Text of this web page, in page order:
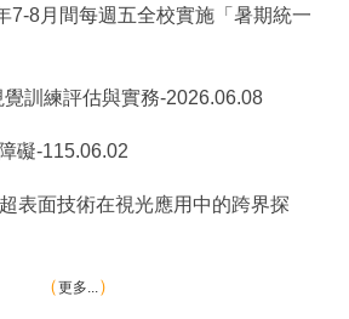
7-8月間每週五全校實施「暑期統一
訓練評估與實務-2026.06.08
礙-115.06.02
表面技術在視光應用中的跨界探
更多...